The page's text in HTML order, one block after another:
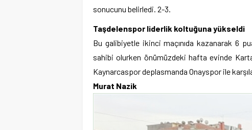
sonucunu belirledi. 2-3.
Taşdelenspor liderlik koltuğuna yükseldi
Bu galibiyetle ikinci maçınıda kazanarak 6
sahibi olurken önümüzdeki hafta evinde
Kaynarcaspor deplasmanda Onayspor ile
Murat Nazik